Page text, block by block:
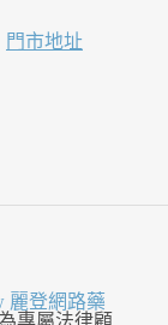
門市地址
麗登網路藥
專屬法律顧